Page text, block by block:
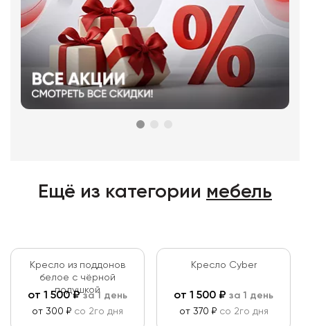
Ещё из категории мебель
Кресло из поддонов
белое c чёрной
подушкой
от 1 500₽за 1 день
от 300 ₽ со 2го дня
Кресло Cyber
от 1 500 ₽ за 1 день
от 370 ₽ со 2го дня